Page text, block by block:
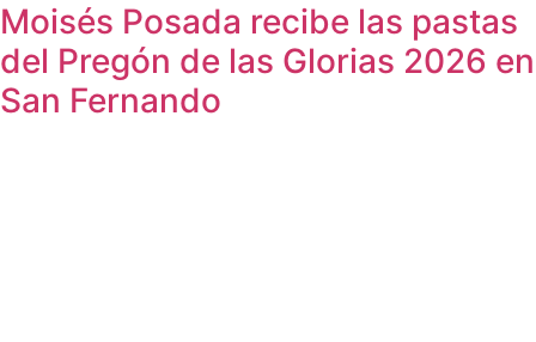
Moisés Posada recibe las pastas
del Pregón de las Glorias 2026 en
San Fernando